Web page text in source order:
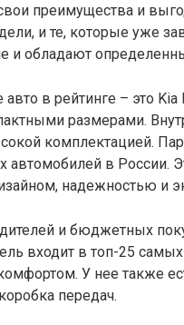
преимущества и
и те, которые уже
и обладают
авто в рейтинге – это
размерами.
комплектацией.
автомобилей в России.
надежностью и
и бюджетных
входит в топ-25
У нее также
передач.